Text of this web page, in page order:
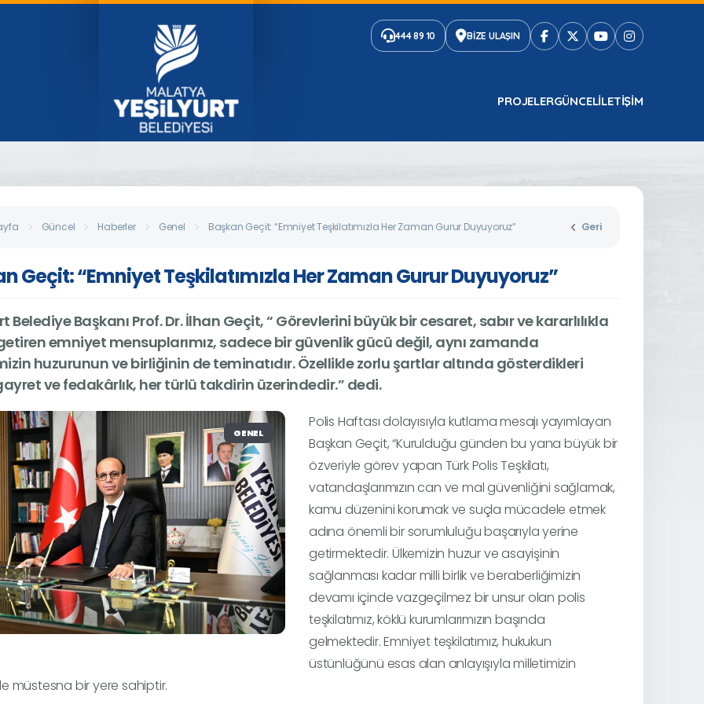
444 89 10 BİZE ULAŞIN
PROJELERGÜNCELILETIŞIM
Güncel Haberler Genel Başkan Geçit: “Emniyet Teşkilatımızla Her Zaman Gurur Duyuyoruz” Geri
Geçit: “Emniyet Teşkilatımızla Her Zaman Gurur Duyuyoruz”
Belediye Başkanı Prof. Dr. İlhan Geçit, “ Görevlerini büyük bir cesaret, sabır ve kararlılıkla
emniyet mensuplarımız, sadece bir güvenlik gücü değil, aynı zamanda
huzurunun ve birliğinin de teminatıdır. Özellikle zorlu şartlar altında gösterdikleri
ve fedakârlık, her türlü takdirin üzerindedir.” dedi.
GENEL
Polis Haftası dolayısıyla kutlama mesajı yayımlayan
Başkan Geçit, “Kurulduğu günden bu yana büyük bir
özveriyle görev yapan Türk Polis Teşkilatı,
vatandaşlarımızın can ve mal güvenliğini sağlamak,
kamu düzenini korumak ve suçla mücadele etmek
adına önemli bir sorumluluğu başarıyla yerine
getirmektedir. Ülkemizin huzur ve asayişinin
sağlanması kadar milli birlik ve beraberliğimizin
devamı içinde vazgeçilmez bir unsur olan polis
teşkilatımız, köklü kurumlarımızın başında
gelmektedir. Emniyet teşkilatımız, hukukun
üstünlüğünü esas alan anlayışıyla milletimizin
müstesna bir yere sahiptir.